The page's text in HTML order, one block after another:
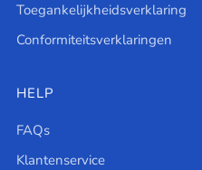
Toegankelijkheidsverklaring
Conformiteitsverklaringen
HELP
FAQs
Klantenservice